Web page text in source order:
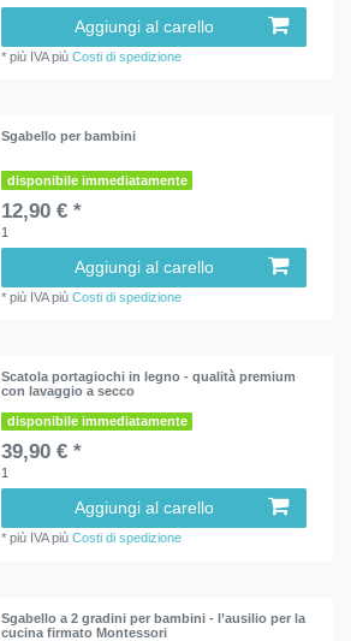
Aggiungi al carello
*più IVApiùCosti di spedizione
Sgabello per bambini
disponibile immediatamente
12,90 € *
1
Aggiungi al carello
*più IVApiùCosti di spedizione
Scatola portagiochi in legno - qualità premium
con lavaggio a secco
disponibile immediatamente
39,90 € *
1
Aggiungi al carello
*più IVApiùCosti di spedizione
Sgabello a 2 gradini per bambini - l’ausilio per la
cucina firmato Montessori